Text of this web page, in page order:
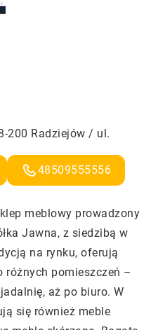
200 Radziejów / ul.
48509555556
meblowy prowadzony
Jawna, z siedzibą w
na rynku, oferują
różnych pomieszczeń –
aż po biuro. W
się również meble